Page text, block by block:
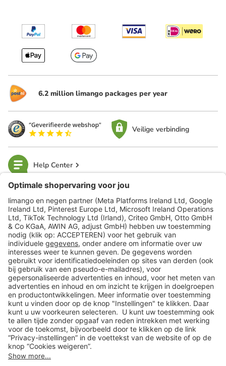
6.2 million limango packages per year
Veilige verbinding
Help Center
limango
Veilig winkelen
Klantenservice
Shop
Acties